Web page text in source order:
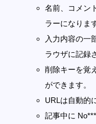
名前、コメン
ラーになりま
入力内容の一
ラウザに記録
削除キーを覚
ができます。
URLは自動的
記事中に